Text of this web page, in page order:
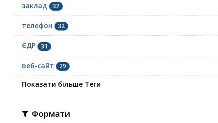
заклад 32
телефон 32
ЄДР 31
веб-сайт 29
Показати більше Теги
Формати